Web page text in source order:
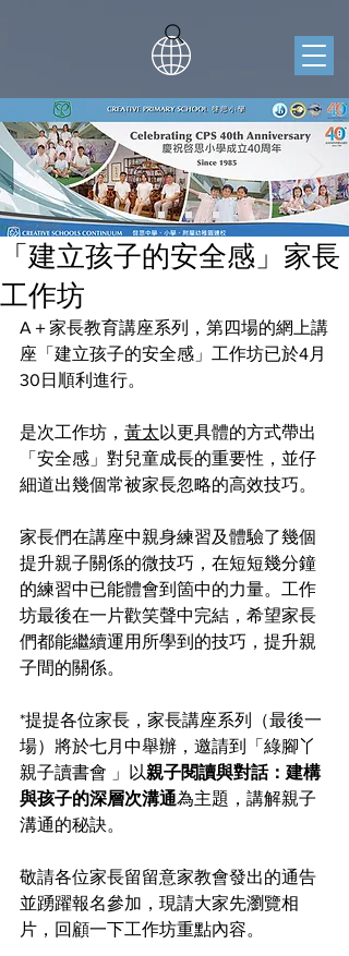
「建立孩子的安全感」家長
工作坊
A＋家長教育講座系列，第四場的網上講
座「建立孩子的安全感」工作坊已於4月
30日順利進行。
是次工作坊， 黃太 以更具體的方式帶出
「安全感」對兒童成長的重要性，並仔
細道出幾個常被家長忽略的高效技巧。
家長們在講座中親身練習及體驗了幾個
提升親子關係的微技巧，在短短幾分鐘
的練習中已能體會到箇中的力量。工作
坊最後在一片歡笑聲中完結，希望家長
們都能繼續運用所學到的技巧，提升親
子間的關係。
*提提各位家長，家長講座系列（最後一
場）將於七月中舉辦，邀請到「綠腳丫
親子讀書會 」以親子閱讀與對話：建構
與孩子的深層次溝通為主題，講解親子
溝通的秘訣。
敬請各位家長留留意家教會發出的通告
並踴躍報名參加，現請大家先瀏覽相
片，回顧一下工作坊重點內容。